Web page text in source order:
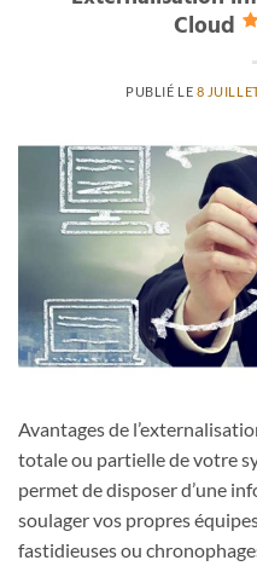
Cloud
PUBLIÉ LE 8
Avantages de
totale ou partielle de votre
permet de disposer d’une
soulager vos propres
fastidieuses ou